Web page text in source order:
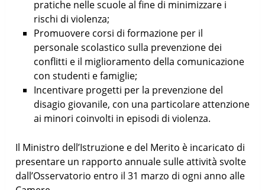
pratiche nelle scuole al fine di minimizzare i
rischi di violenza;
Promuovere corsi di formazione per il
personale scolastico sulla prevenzione dei
conflitti e il miglioramento della comunicazione
con studenti e famiglie;
Incentivare progetti per la prevenzione del
disagio giovanile, con una particolare attenzione
ai minori coinvolti in episodi di violenza.
Il Ministro dell’Istruzione e del Merito è incaricato di
presentare un rapporto annuale sulle attività svolte
dall’Osservatorio entro il 31 marzo di ogni anno alle